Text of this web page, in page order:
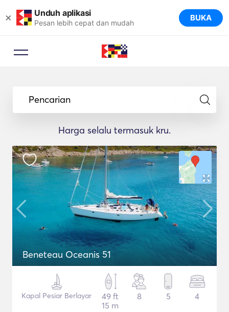
× Unduh aplikasi
Pesan lebih cepat dan mudah BUKA
Pencarian
Harga selalu termasuk kru.
Beneteau Oceanis 51
Kapal Pesiar Berlayar
49 ft
15 m
8 5 4